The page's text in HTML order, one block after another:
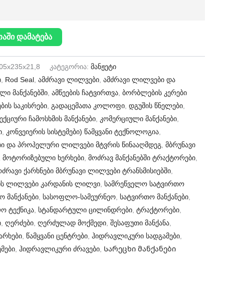
დამატება
კატეგორია: მანჟეტი
Rod Seal ამძრავი ლილვები ამძრავი ლილვები და
მანქანებში ამწეების ჩატვირთვა ბორბლების კერები
საკისრები გადაცემათა კოლოფი დგუშის წნელები
ჩამოსხმის მანქანები კომერციული მანქანები
კონვეიერის სისტემები) წამყვანი ტექნოლოგია
და პროპელური ლილვები მტვრის წინააღმდეგ მბრუნავი
მოტორიზებული ხერხები მოძრავ მანქანებში ტრაქტორები
ქარხნები მბრუნავი ლილვები ტრანსმისიებში
ლილვები კარდანის ლილვი სამრეწველო სატვირთო
მანქანები სასოფლო-სამეურნეო სატვირთო მანქანები
ტექნიკა სტანდარტული ცილინდრები ტრაქტორები
ღერძები ღერძულად მოქმედი შესაფუთი მანქანა
წამყვანი ცენტრები ჰიდრავლიკური სადგამები
ჰიდრავლიკური ძრავები Სარეცხი მანქანები